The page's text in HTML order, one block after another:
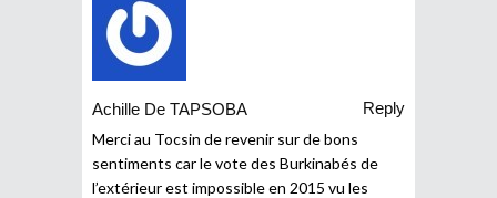
Achille De TAPSOBA
Reply
Merci au Tocsin de revenir sur de bons
sentiments car le vote des Burkinabés de
l’extérieur est impossible en 2015 vu les